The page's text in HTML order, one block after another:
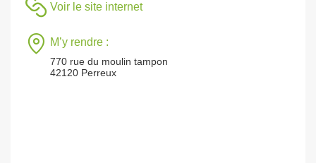
Voir le site internet
M’y rendre :
770 rue du moulin tampon
42120 Perreux